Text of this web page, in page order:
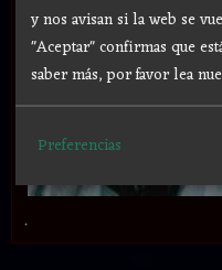
.
y nos avisan si la web se
"Aceptar" confirmas que
saber más, por favor lea
Preferencias